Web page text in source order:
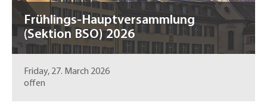
Frühlings-Hauptversammlung
(Sektion BSO) 2026
Friday, 27. March 2026
offen